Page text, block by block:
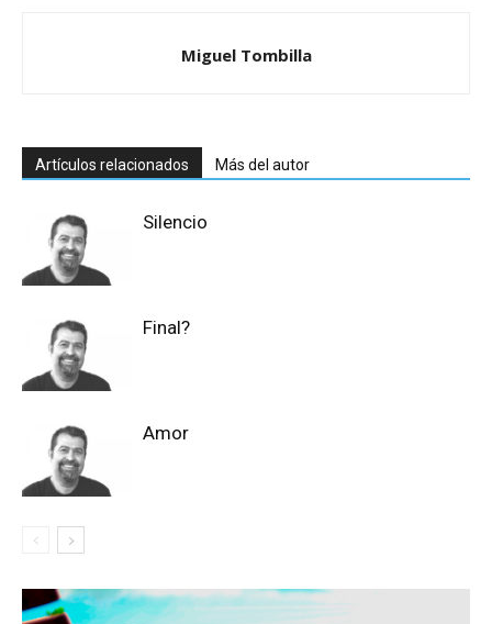
Miguel Tombilla
Artículos relacionados Más del autor
Silencio
Final?
Amor